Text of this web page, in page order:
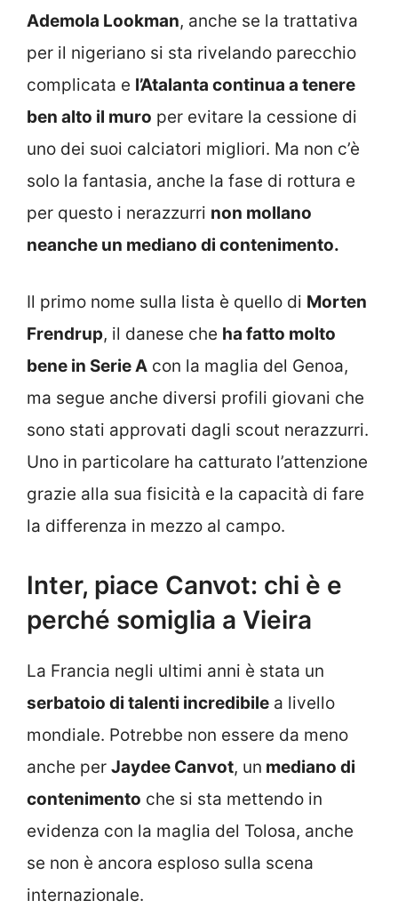
Ademola Lookman, anche se la trattativa
per il nigeriano si sta rivelando parecchio
complicata e l’Atalanta continua a tenere
ben alto il muro per evitare la cessione di
uno dei suoi calciatori migliori. Ma non c’è
solo la fantasia, anche la fase di rottura e
per questo i nerazzurri non mollano
neanche un mediano di contenimento.
Il primo nome sulla lista è quello di Morten
Frendrup, il danese che ha fatto molto
bene in Serie A con la maglia del Genoa,
ma segue anche diversi profili giovani che
sono stati approvati dagli scout nerazzurri.
Uno in particolare ha catturato l’attenzione
grazie alla sua fisicità e la capacità di fare
la differenza in mezzo al campo.
Inter, piace Canvot: chi è e
perché somiglia a Vieira
La Francia negli ultimi anni è stata un
serbatoio di talenti incredibile a livello
mondiale. Potrebbe non essere da meno
anche per Jaydee Canvot, un mediano di
contenimento che si sta mettendo in
evidenza con la maglia del Tolosa, anche
se non è ancora esploso sulla scena
internazionale.